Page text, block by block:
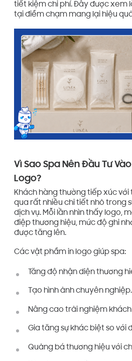
tiết kiệm chi phí. Đây được xem
tại điểm chạm mang lại hiệu
Vì Sao Spa Nên Đầu Tư
Logo?
Khách hàng thường tiếp xúc với
qua rất nhiều chi tiết nhỏ trong
dịch vụ. Mỗi lần nhìn thấy logo,
điệp thương hiệu, mức độ ghi
được tăng lên.
Các vật phẩm in logo giúp spa:
Tăng độ nhận diện thương
Tạo hình ảnh chuyên nghiệp.
Nâng cao trải nghiệm
Gia tăng sự khác biệt so với
Quảng bá thương hiệu với